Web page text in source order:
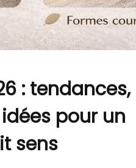
: tendances,
pour un
sens